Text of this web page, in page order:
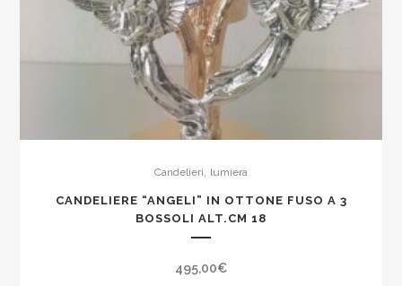
Candelieri lumiera
CANDELIERE “ANGELI” IN OTTONE FUSO A 3
BOSSOLI ALT.CM 18
495,00€